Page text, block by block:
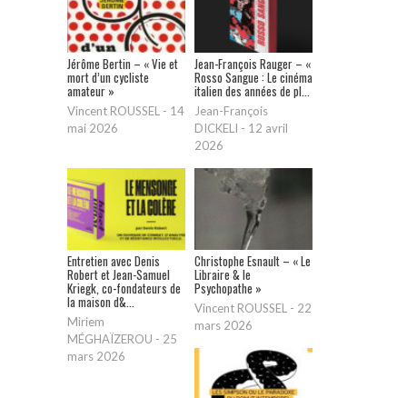
Jérôme Bertin – « Vie et
mort d’un cycliste
amateur »
Vincent ROUSSEL - 14
mai 2026
Jean-François Rauger – «
Rosso Sangue : Le cinéma
italien des années de pl...
Jean-François
DICKELI - 12 avril
2026
Entretien avec Denis
Robert et Jean-Samuel
Kriegk, co-fondateurs de
la maison d&...
Miriem
MÉGHAÏZEROU - 25
mars 2026
Christophe Esnault – « Le
Libraire & le
Psychopathe »
Vincent ROUSSEL - 22
mars 2026